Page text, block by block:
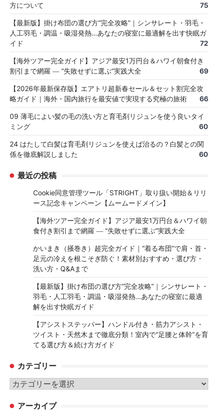
方について
75
【最新版】掛け布団の選び方“完全攻略”｜シンサレート・羽毛・
人工羽毛・調温・吸湿発熱…あなたの寝室に最適解を出す快眠ガ
イド
72
【海外ツアー完全ガイド】アジア最安1万円台＆ハワイ朝食付き
割引まで網羅 ― “失敗せずに選ぶ”実践大全
69
【2026年最新保存版】エアトリ超新春セール＆セット割完全攻
略ガイド｜海外・国内旅行を最安値で実現する究極の旅術
66
09 薄毛によい髪の毛の洗い方と育毛剤リジュンを使う良いタイ
ミング
60
24 はたして白髪は育毛剤リジュンを使えば治るの？白髪との関
係を徹底解説しました
60
最近の投稿
Cookie同意管理ツール「STRIGHT」取り扱い開始＆リリ
ース記念キャンペーン【ムームードメイン】
【海外ツアー完全ガイド】アジア最安1万円台＆ハワイ朝
食付き割引まで網羅 ― “失敗せずに選ぶ”実践大全
かいまき（掻巻き）超完全ガイド｜“着る布団”で肩・首・
足元の冷えを根こそぎ防ぐ！素材別おすすめ・選び方・
洗い方・Q&Aまで
【最新版】掛け布団の選び方“完全攻略”｜シンサレート・
羽毛・人工羽毛・調温・吸湿発熱…あなたの寝室に最適
解を出す快眠ガイド
【アシストステッパー】ハンドル付き・筋力アシスト・
ツイスト・天然木まで徹底分類！室内で“足腰と体幹”を育
てる選び方＆続け方ガイド
カテゴリー
カ
ゴ アーカイブ